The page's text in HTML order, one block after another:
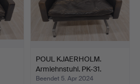
POUL KJAERHOLM.
Armlehnstuhl. PK-31.
Dänem…
Beendet 5. Apr 2024